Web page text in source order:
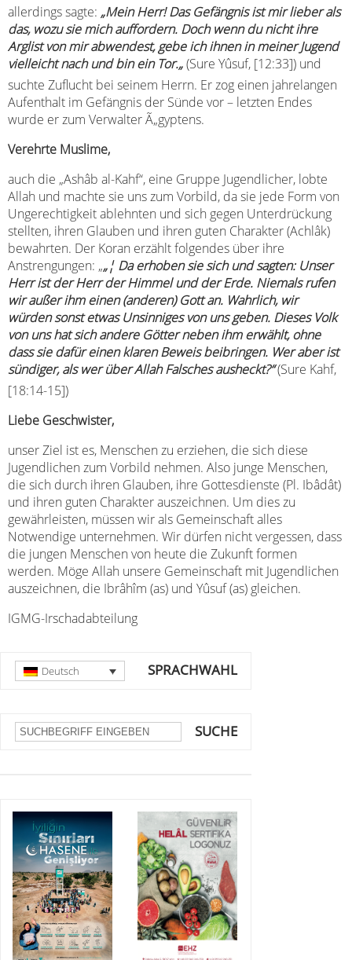
allerdings sagte: „Mein Herr! Das Gefängnis ist mir lieber als
das, wozu sie mich auffordern. Doch wenn du nicht ihre
Arglist von mir abwendest, gebe ich ihnen in meiner Jugend
vielleicht nach und bin ein Tor.„(Sure Yûsuf, [12:33]) und
suchte Zuflucht bei seinem Herrn. Er zog einen jahrelangen
Aufenthalt im Gefängnis der Sünde vor – letzten Endes
wurde er zum Verwalter Ã„gyptens.
Verehrte Muslime,
auch die „Ashâb al-Kahf“, eine Gruppe Jugendlicher, lobte
Allah und machte sie uns zum Vorbild, da sie jede Form von
Ungerechtigkeit ablehnten und sich gegen Unterdrückung
stellten, ihren Glauben und ihren guten Charakter (Achlâk)
bewahrten. Der Koran erzählt folgendes über ihre
Anstrengungen: „„¦ Da erhoben sie sich und sagten: Unser
Herr ist der Herr der Himmel und der Erde. Niemals rufen
wir außer ihm einen (anderen) Gott an. Wahrlich, wir
würden sonst etwas Unsinniges von uns geben. Dieses Volk
von uns hat sich andere Götter neben ihm erwählt, ohne
dass sie dafür einen klaren Beweis beibringen. Wer aber ist
sündiger, als wer über Allah Falsches ausheckt?“(Sure Kahf,
[18:14-15])
Liebe Geschwister,
unser Ziel ist es, Menschen zu erziehen, die sich diese
Jugendlichen zum Vorbild nehmen. Also junge Menschen,
die sich durch ihren Glauben, ihre Gottesdienste (Pl. Ibâdât)
und ihren guten Charakter auszeichnen. Um dies zu
gewährleisten, müssen wir als Gemeinschaft alles
Notwendige unternehmen. Wir dürfen nicht vergessen, dass
die jungen Menschen von heute die Zukunft formen
werden. Möge Allah unsere Gemeinschaft mit Jugendlichen
auszeichnen, die Ibrâhîm (as) und Yûsuf (as) gleichen.
IGMG-Irschadabteilung
SPRACHWAHL
Deutsch
SUCHE